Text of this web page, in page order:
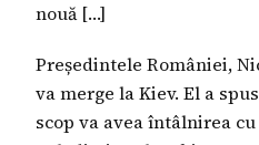
nouă […]
Președintele României,
va merge la Kiev. El a
scop va avea întâlnirea